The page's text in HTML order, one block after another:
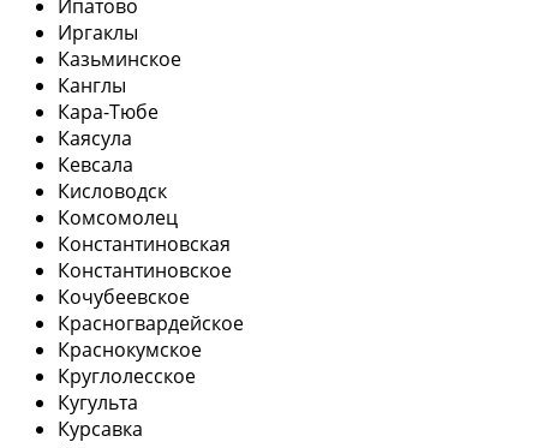
Ипатово
Иргаклы
Казьминское
Канглы
Кара-Тюбе
Каясула
Кевсала
Кисловодск
Комсомолец
Константиновская
Константиновское
Кочубеевское
Красногвардейское
Краснокумское
Круглолесское
Кугульта
Курсавка